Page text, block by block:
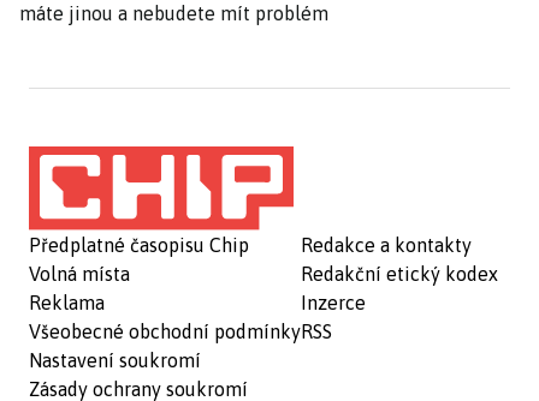
máte jinou a nebudete mít problém
Předplatné časopisu Chip
Volná místa
Reklama
Všeobecné obchodní podmínky
Nastavení soukromí
Zásady ochrany soukromí
Redakce a kontakty
Redakční etický kodex
Inzerce
RSS